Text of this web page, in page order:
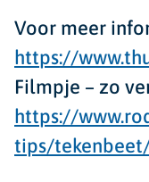
Voor meer
https://
Filmpje – zo
https://
tips/